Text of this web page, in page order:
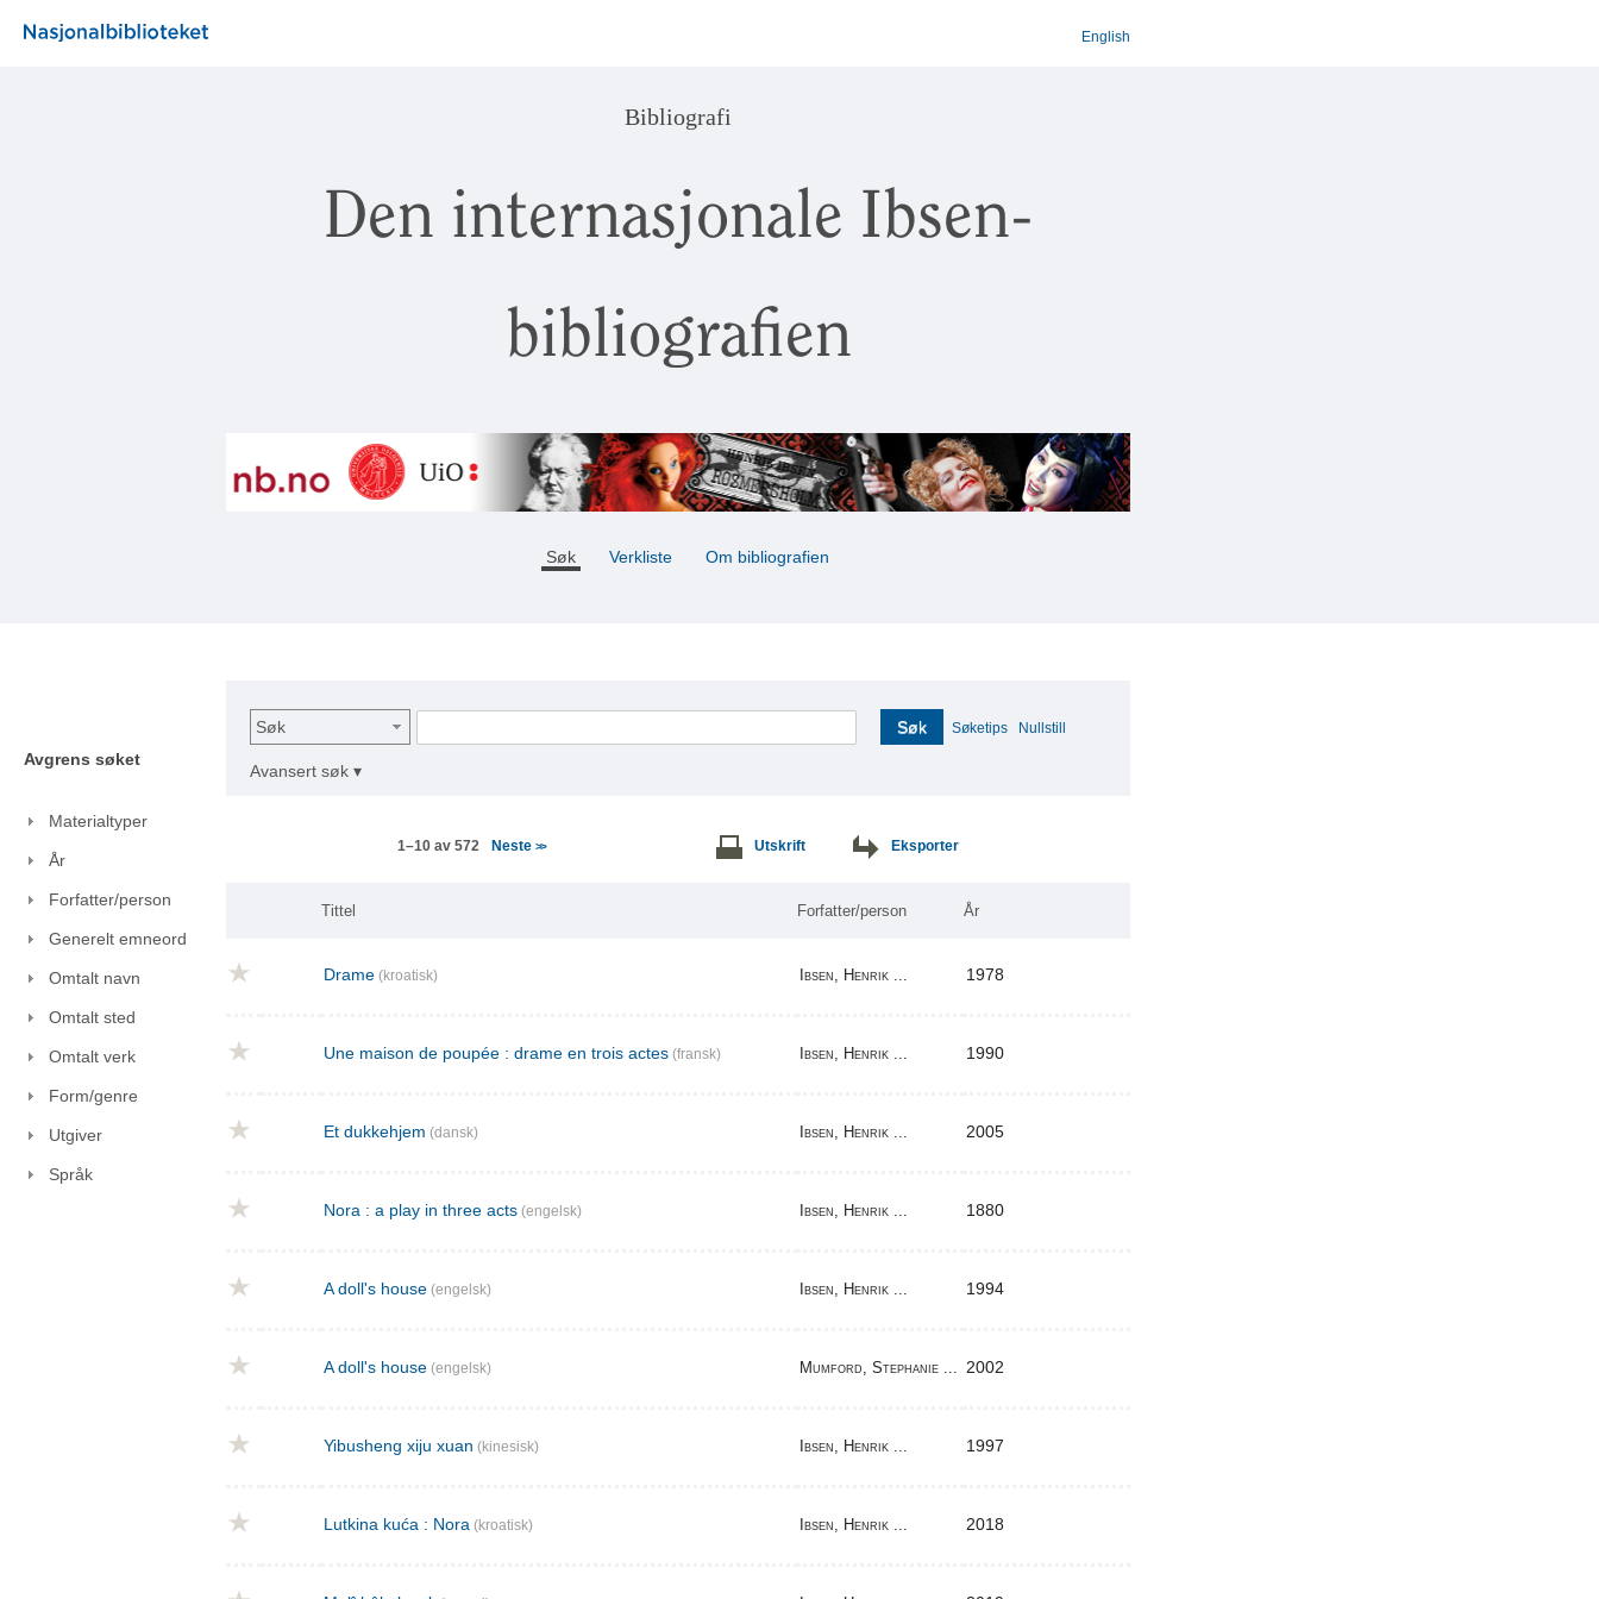
English
Bibliografi
Den internasjonale Ibsen-
bibliografien
Søk Verkliste Om bibliografien
Avgrens søket
Materialtyper
År
Forfatter/person
Generelt emneord
Omtalt navn
Omtalt sted
Omtalt verk
Form/genre
Utgiver
Språk
Søk Søk Søketips Nullstill
Avansert søk ▾
1–10 av 572 Neste >> Utskrift Eksporter
Tittel Forfatter/person År
Drame (kroatisk) Ibsen, Henrik ... 1978
Une maison de poupée : drame en trois actes (fransk) Ibsen, Henrik ... 1990
Et dukkehjem (dansk) Ibsen, Henrik ... 2005
Nora : a play in three acts (engelsk) Ibsen, Henrik ... 1880
A doll's house (engelsk) Ibsen, Henrik ... 1994
A doll's house (engelsk) Mumford, Stephanie ... 2002
Yibusheng xiju xuan (kinesisk) Ibsen, Henrik ... 1997
Lutkina kuća : Nora (kroatisk) Ibsen, Henrik ... 2018